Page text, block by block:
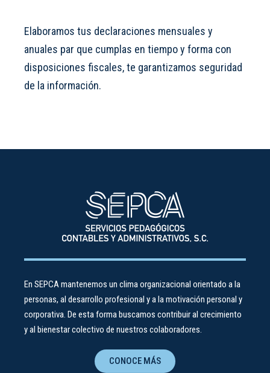
Elaboramos tus declaraciones mensuales y
anuales par que cumplas en tiempo y forma con
disposiciones fiscales, te garantizamos seguridad
de la información.
En SEPCA mantenemos un clima organizacional orientado a la
personas, al desarrollo profesional y a la motivación personal y
corporativa. De esta forma buscamos contribuir al crecimiento
y al bienestar colectivo de nuestros colaboradores.
CONOCE MÁS